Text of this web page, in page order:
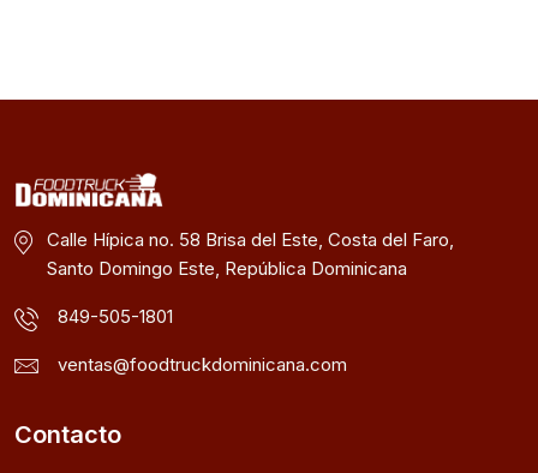
Calle Hípica no. 58 Brisa del Este, Costa del Faro,
Santo Domingo Este, República Dominicana
849-505-1801
ventas@foodtruckdominicana.com
Contacto